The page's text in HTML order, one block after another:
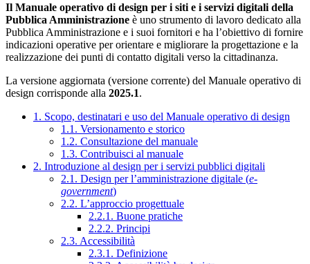
Il Manuale operativo di design per i siti e i servizi digitali della
Pubblica Amministrazione è uno strumento di lavoro dedicato alla
Pubblica Amministrazione e i suoi fornitori e ha l’obiettivo di fornire
indicazioni operative per orientare e migliorare la progettazione e la
realizzazione dei punti di contatto digitali verso la cittadinanza.
La versione aggiornata (versione corrente) del Manuale operativo di
design corrisponde alla 2025.1.
1. Scopo, destinatari e uso del Manuale operativo di design
1.1. Versionamento e storico
1.2. Consultazione del manuale
1.3. Contribuisci al manuale
2. Introduzione al design per i servizi pubblici digitali
2.1. Design per l’amministrazione digitale (e-
government)
2.2. L’approccio progettuale
2.2.1. Buone pratiche
2.2.2. Principi
2.3. Accessibilità
2.3.1. Definizione